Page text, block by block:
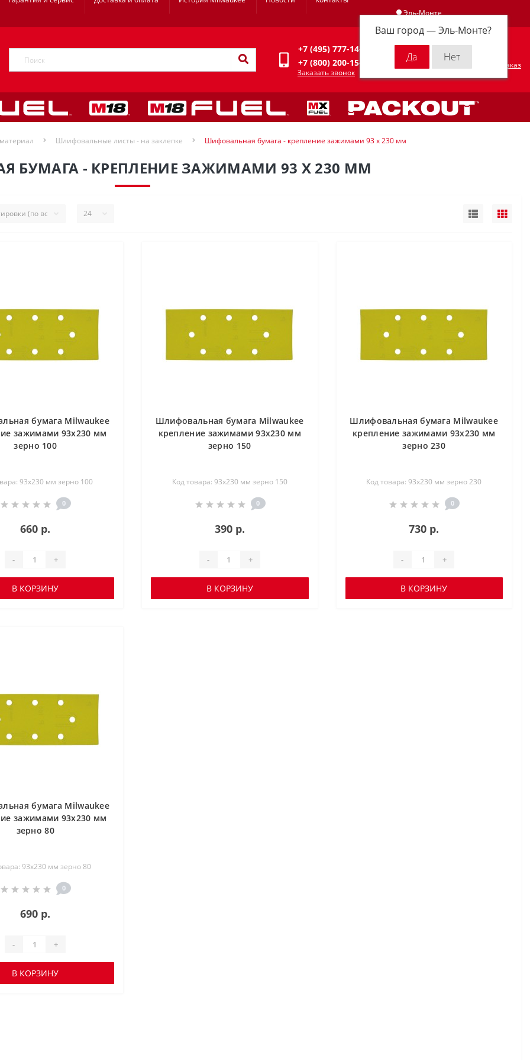
Эль-Монте
Ваш город —Эль-Монте?
Личный кабинет
+7 (495) 777-14-94
+7 (800) 200-15-94
Заказать звонок
Оформить заказ
Шлифовальные листы - на заклепке Шифовальная бумага - крепление зажимами 93 х 230 мм
БУМАГА - КРЕПЛЕНИЕ ЗАЖИМАМИ 93 Х 230 ММ
бумага Milwaukee
зажимами 93х230 мм
зерно 100
93х230 мм зерно 100
0
660 р.
- +
В КОРЗИНУ
Шлифовальная бумага Milwaukee
крепление зажимами 93х230 мм
зерно 150
Код товара: 93х230 мм зерно 150
0
390 р.
- +
В КОРЗИНУ
Шлифовальная бумага Milwaukee
крепление зажимами 93х230 мм
зерно 230
Код товара: 93х230 мм зерно 230
0
730 р.
- +
В КОРЗИНУ
бумага Milwaukee
зажимами 93х230 мм
зерно 80
93х230 мм зерно 80
0
690 р.
- +
В КОРЗИНУ